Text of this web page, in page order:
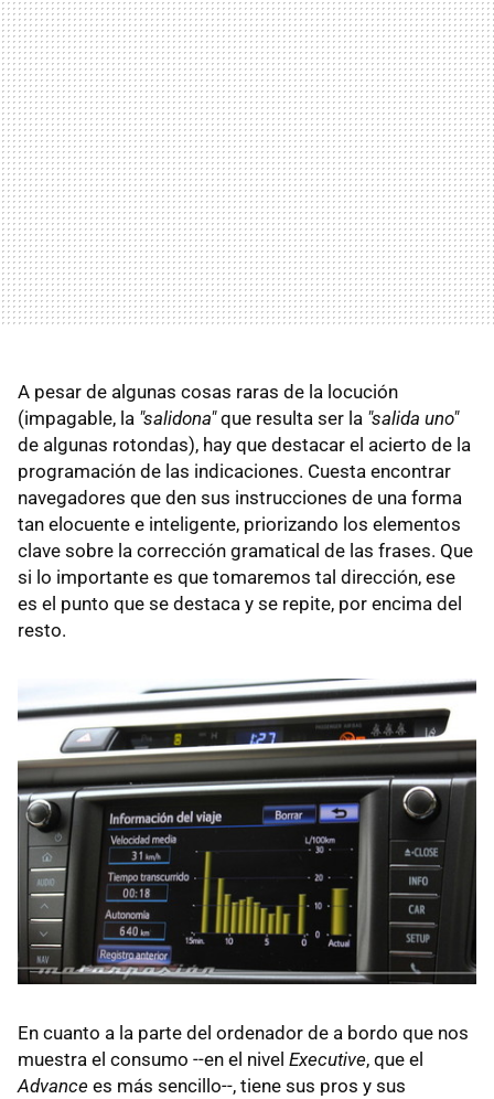
A pesar de algunas cosas raras de la locución
(impagable, la "salidona"que resulta ser la "salida uno"
de algunas rotondas), hay que destacar el acierto de la
programación de las indicaciones. Cuesta encontrar
navegadores que den sus instrucciones de una forma
tan elocuente e inteligente, priorizando los elementos
clave sobre la corrección gramatical de las frases. Que
si lo importante es que tomaremos tal dirección, ese
es el punto que se destaca y se repite, por encima del
resto.
En cuanto a la parte del ordenador de a bordo que nos
muestra el consumo --en el nivel Executive, que el
Advance es más sencillo--, tiene sus pros y sus